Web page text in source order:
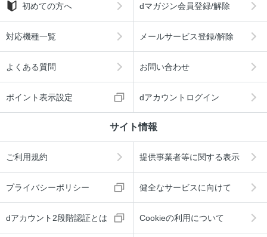
初めての方へ dマガジン会員登録/解除
対応機種一覧 メールサービス登録/解除
よくある質問 お問い合わせ
ポイント表示設定 dアカウントログイン
サイト情報
ご利用規約 提供事業者等に関する表示
プライバシーポリシー 健全なサービスに向けて
dアカウント2段階認証とは Cookieの利用について